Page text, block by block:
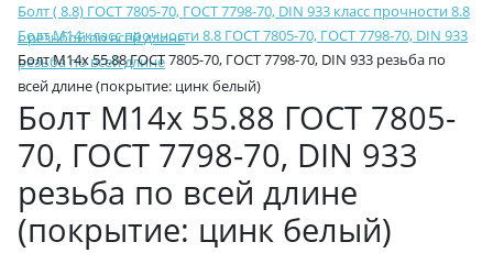
Болт ( 8.8) ГОСТ 7805-70, ГОСТ 7798-70, DIN 933 класс прочности 8.8
с резьбой по всей длине
Болт М14 класс прочности 8.8 ГОСТ 7805-70, ГОСТ 7798-70, DIN 933
резьба по всей длине
Болт М14х 55.88 ГОСТ 7805-70, ГОСТ 7798-70, DIN 933 резьба по
всей длине (покрытие: цинк белый)
Болт М14х 55.88 ГОСТ 7805-
70, ГОСТ 7798-70, DIN 933
резьба по всей длине
(покрытие: цинк белый)